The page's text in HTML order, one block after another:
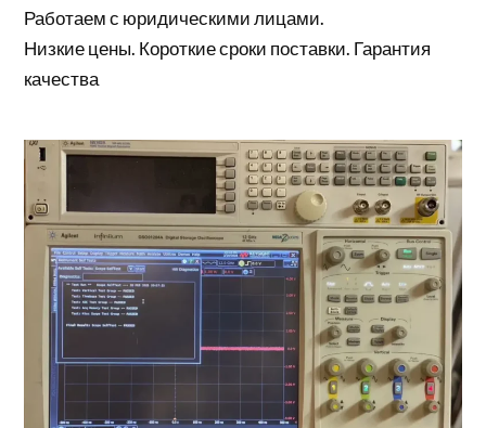
Работаем с юридическими лицами.
Низкие цены. Короткие сроки поставки. Гарантия
качества